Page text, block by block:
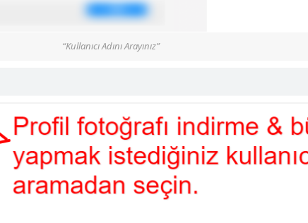
“Kullanıcı Adını Arayınız”